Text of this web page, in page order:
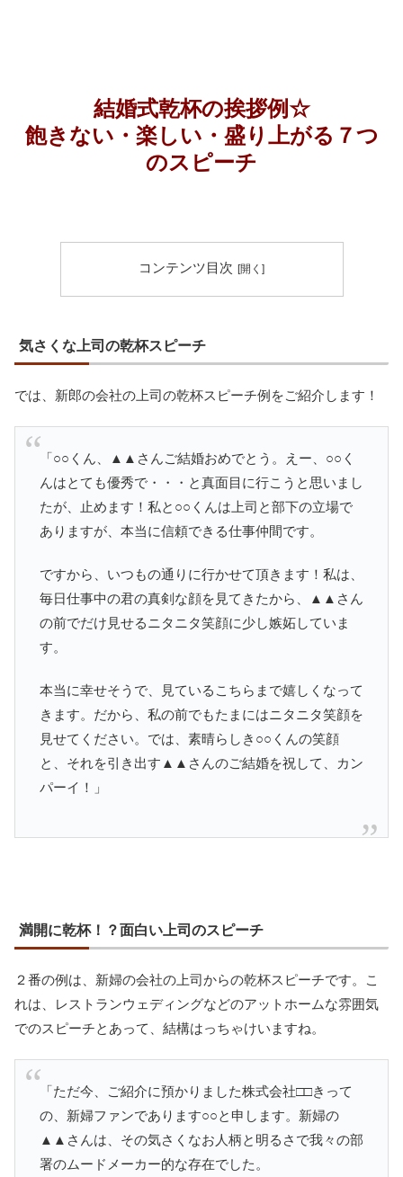
結婚式乾杯の挨拶例☆
飽きない・楽しい・盛り上がる７つ
のスピーチ
コンテンツ目次
気さくな上司の乾杯スピーチ
では、新郎の会社の上司の乾杯スピーチ例をご紹介します！
「○○くん、▲▲さんご結婚おめでとう。えー、○○く
んはとても優秀で・・・と真面目に行こうと思いまし
たが、止めます！私と○○くんは上司と部下の立場で
ありますが、本当に信頼できる仕事仲間です。
ですから、いつもの通りに行かせて頂きます！私は、
毎日仕事中の君の真剣な顔を見てきたから、▲▲さん
の前でだけ見せるニタニタ笑顔に少し嫉妬していま
す。
本当に幸せそうで、見ているこちらまで嬉しくなって
きます。だから、私の前でもたまにはニタニタ笑顔を
見せてください。では、素晴らしき○○くんの笑顔
と、それを引き出す▲▲さんのご結婚を祝して、カン
パーイ！」
満開に乾杯！？面白い上司のスピーチ
２番の例は、新婦の会社の上司からの乾杯スピーチです。こ
れは、レストランウェディングなどのアットホームな雰囲気
でのスピーチとあって、結構はっちゃけいますね。
「ただ今、ご紹介に預かりました株式会社□□きって
の、新婦ファンであります○○と申します。新婦の
▲▲さんは、その気さくなお人柄と明るさで我々の部
署のムードメーカー的な存在でした。